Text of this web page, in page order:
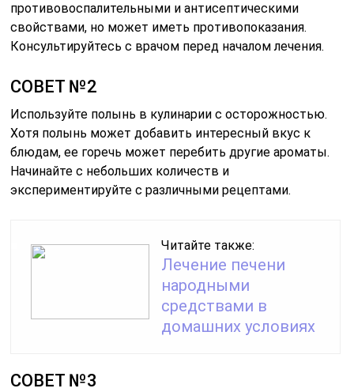
противовоспалительными и антисептическими
свойствами, но может иметь противопоказания.
Консультируйтесь с врачом перед началом лечения.
СОВЕТ №2
Используйте полынь в кулинарии с осторожностью.
Хотя полынь может добавить интересный вкус к
блюдам, ее горечь может перебить другие ароматы.
Начинайте с небольших количеств и
экспериментируйте с различными рецептами.
Читайте также:
Лечение печени
народными
средствами в
домашних условиях
СОВЕТ №3